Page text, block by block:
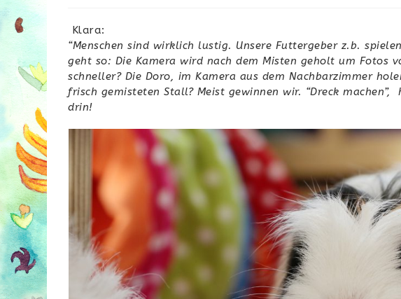
Klara:
“Menschen sind wirklich lustig. Unsere Futtergeber z.b.
geht so: Die Kamera wird nach dem Misten geholt um Fotos
schneller? Die Doro, im Kamera aus dem Nachbarzimmer
frisch gemisteten Stall? Meist gewinnen wir. “Dreck
drin!